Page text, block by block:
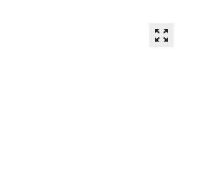
zoom_out_map